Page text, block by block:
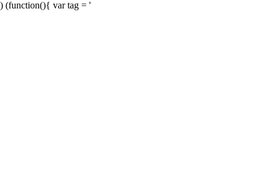
) (function(){ var tag = '